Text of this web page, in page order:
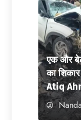
एक और
का
Atiq